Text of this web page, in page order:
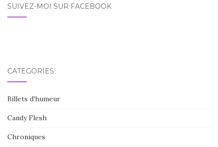
SUIVEZ-MOI SUR FACEBOOK
CATÉGORIES
Billets d'humeur
Candy Flesh
Chroniques